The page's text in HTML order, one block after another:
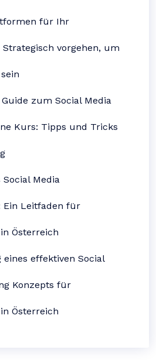
für Ihr
vorgehen, um
zum Social Media
Kurs: Tipps und Tricks
Social Media
Ein Leitfaden für
Österreich
eines effektiven Social
Konzepts für
Österreich